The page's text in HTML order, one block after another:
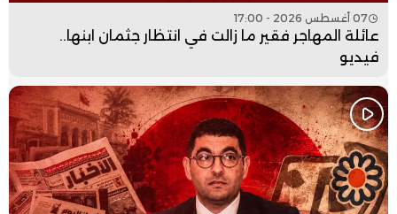
07 أغسطس 2026 - 17:00
عائلة المهاجر فقير ما زالت في انتظار جثمان ابنها..
فيديو